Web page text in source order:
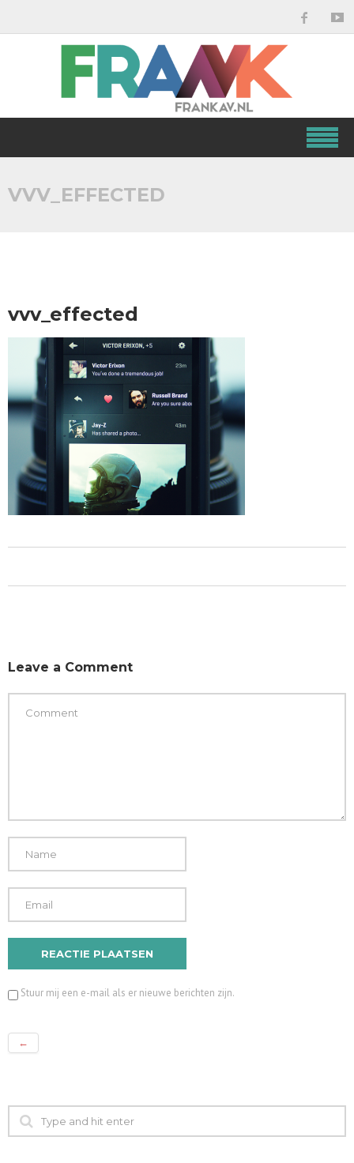
VVV_EFFECTED
vvv_effected
Leave a Comment
Stuur mij een e-mail als er nieuwe berichten zijn.
←